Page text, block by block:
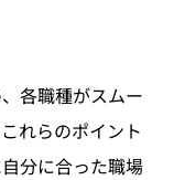
各職種がスムー
れらのポイント
分に合った職場